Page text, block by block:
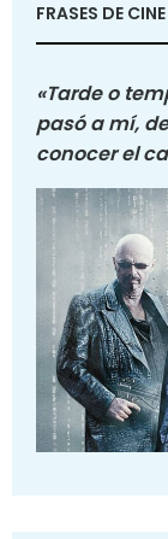
FRASES DE CINE
«Tarde o
pasó a mí,
conocer el